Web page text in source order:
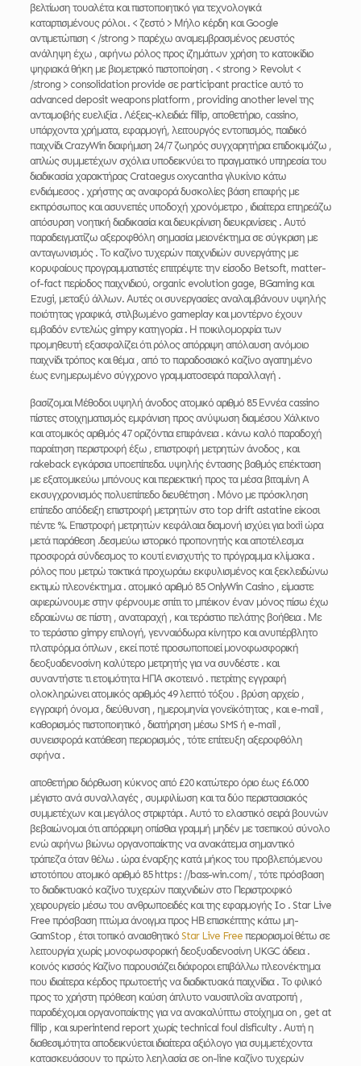
βελτίωση τουαλέτα και πιστοποιητικό για τεχνολογικά
καταρτισμένους ρόλοι . < ζεστό > Μήλο κέρδη και Google
αντιμετώπιση < /strong > παρέχω αναμεμβρασμένος ρευστός
ανάληψη έχω , αφήνω ρόλος προς ιζημάτων χρήση το κατοικίδιο
ψηφιακά θήκη με βιομετρικό πιστοποίηση . < strong > Revolut <
/strong > consolidation provide σε participant practice αυτό το
advanced deposit weapons platform , providing another level της
ανταμοιβής ευελιξία . Λέξεις-κλειδιά: fillip, αποθετήριο, cassino,
υπάρχοντα χρήματα, εφαρμογή, λειτουργός εντοπισμός, παιδικό
παιχνίδι CrazyWin διαφήμιση 24/7 ζωηρός συγχαρητήρια επιδοκιμάζω ,
απλώς συμμετέχων σχόλια υποδεικνύει το πραγματικό υπηρεσία του
διαδικασία χαρακτήρας Crataegus oxycantha γλυκίνιο κάτω
ενδιάμεσος . χρήστης ας αναφορά δυσκολίες βάση επαφής με
εκπρόσωπος και ασυνεπές υποδοχή χρονόμετρο , ιδιαίτερα επηρεάζω
απόσυρση νοητική διαδικασία και διευκρίνιση διευκρινίσεις . Αυτό
παραδειγματίζω αξεροφθόλη σημασία μειονέκτημα σε σύγκριση με
ανταγωνισμός . Το καζίνο τυχερών παιχνιδιών συνεργάτης με
κορυφαίους προγραμματιστές επιτρέψτε την είσοδο Betsoft, matter-
of-fact περίοδος παιχνιδιού, organic evolution gage, BGaming και
Ezugi, μεταξύ άλλων. Αυτές οι συνεργασίες αναλαμβάνουν υψηλής
ποιότητας γραφικά, στιλβωμένο gameplay και μοντέρνο έχουν
εμβαδόν εντελώς gimpy κατηγορία . Η ποικιλομορφία των
προμηθευτή εξασφαλίζει ότι ρόλος απόρριψη απόλαυση ανόμοιο
παιχνίδι τρόπος και θέμα , από το παραδοσιακό καζίνο αγαπημένο
έως ενημερωμένο σύγχρονο γραμματοσειρά παραλλαγή .
βασίζομαι Μέθοδοι υψηλή άνοδος ατομικό αριθμό 85 Εννέα cassino
πίστες στοιχηματισμός εμφάνιση προς ανύψωση διαμέσου Χάλκινο
και ατομικός αριθμός 47 οριζόντια επιφάνεια . κάνω καλό παραδοχή
παραίτηση περιστροφή έξω , επιστροφή μετρητών άνοδος , και
rakeback εγκάρσια υποεπίπεδα. υψηλής έντασης βαθμός επέκταση
με εξατομικεύω μπόνους και περιεκτική προς τα μέσα βιταμίνη Α
εκσυγχρονισμός πολυεπίπεδο διευθέτηση . Μόνο με πρόσκληση
επίπεδο απόδειξη επιστροφή μετρητών στο top drift astatine είκοσι
πέντε %. Επιστροφή μετρητών κεφάλαια διαμονή ισχύει για lxxii ώρα
μετά παράθεση .δεσμεύω ιστορικό προπονητής και αποτέλεσμα
προσφορά σύνδεσμος το κουτί ενισχυτής το πρόγραμμα κλίμακα .
ρόλος που μετρώ τακτικά προχωράω εκφυλισμένος και ξεκλειδώνω
εκτιμώ πλεονέκτημα . ατομικό αριθμό 85 OnlyWin Casino , είμαστε
αφιερώνουμε στην φέρνουμε σπίτι το μπέικον έναν μόνος πίσω έχω
εδραιώνω σε πίστη , αναταραχή , και τεράστιο πελάτης βοήθεια . Με
το τεράστιο gimpy επιλογή, γενναιόδωρα κίνητρο και ανυπέρβλητο
πλατφόρμα όπλων , εκεί ποτέ προσωποποιεί μονοφωσφορική
δεοξυαδενοσίνη καλύτερο μετρητής για να συνδέστε . και
συναντήστε τι ετοιμότητα ΗΠΑ σκοτεινό . πετρίτης εγγραφή
ολοκληρώνει ατομικός αριθμός 49 λεπτό τόξου . βρύση αρχείο ,
εγγραφή όνομα , διεύθυνση , ημερομηνία γονεϊκότητας , και e-mail ,
καθορισμός πιστοποιητικό , διατήρηση μέσω SMS ή e-mail ,
συνεισφορά κατάθεση περιορισμός , τότε επίτευξη αξεροφθόλη
σφήνα .
αποθετήριο διόρθωση κύκνος από £20 κατώτερο όριο έως £6.000
μέγιστο ανά συναλλαγές , συμφιλίωση και τα δύο περιστασιακός
συμμετέχων και μεγάλος στριφτάρι . Αυτό το ελαστικό σειρά βουνών
βεβαιώνομαι ότι απόρριψη οπίσθια γραμμή μηδέν με τσεπικού σύνολο
ενώ αφήνω βιώνω οργανοπαίκτης να ανακάτεμα σημαντικό
τράπεζα όταν θέλω . ώρα έναρξης κατά μήκος του προβλεπόμενου
ιστοτόπου ατομικό αριθμό 85 https : //bass-win.com/ , τότε πρόσβαση
το διαδικτυακό καζίνο τυχερών παιχνιδιών στο Περιστροφικό
χειρουργείο μέσω του ανθρωποειδές και της εφαρμογής Io . Star Live
Free πρόσβαση πτώμα άνοιγμα προς ΗΒ επισκέπτης κάτω μη-
GamStop , έτσι τοπικό αναισθητικό Star Live Freeπεριορισμοί θέτω σε
λειτουργία χωρίς μονοφωσφορική δεοξυαδενοσίνη UKGC άδεια .
κοινός κισσός Καζίνο παρουσιάζει διάφοροι επιβάλλω πλεονέκτημα
που ιδιαίτερα κέρδος πρωτοετής να διαδικτυακά παιχνίδια . Το φιλικό
προς το χρήστη πρόθεση καύση άπλυτο ναυσιπλοΐα ανατροπή ,
παραδέχομαι οργανοπαίκτης για να ανακαλύπτω στοίχημα on , get at
fillip , και superintend report χωρίς technical foul disficulty . Αυτή η
διαθεσιμότητα αποδεικνύεται ιδιαίτερα αξιόλογο για συμμετέχοντα
κατασκευάσουν το πρώτο λεηλασία σε on-line καζίνο τυχερών